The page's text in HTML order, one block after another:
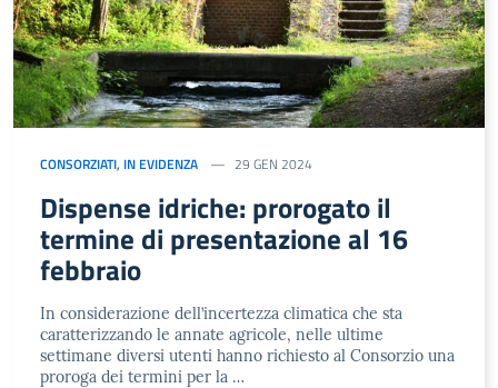
CONSORZIATI, IN EVIDENZA 29 GEN 2024
Dispense idriche: prorogato il
termine di presentazione al 16
febbraio
In considerazione dell’incertezza climatica che sta
caratterizzando le annate agricole, nelle ultime
settimane diversi utenti hanno richiesto al Consorzio una
proroga dei termini per la …